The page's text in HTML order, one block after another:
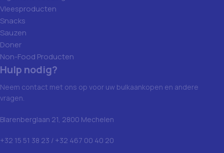
Vleesproducten
Snacks
Sauzen
Doner
Non-Food Producten
Hulp nodig?
Neem contact met ons op voor uw bulkaankopen en andere
vragen.
Blarenberglaan 21, 2800 Mechelen
+32 15 51 38 23 / +32 467 00 40 20